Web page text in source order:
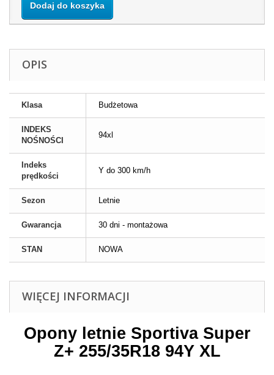
Dodaj do koszyka
OPIS
Klasa Budżetowa
INDEKS
NOŚNOŚCI
94xl
Indeks
prędkości
Y do 300 km/h
Sezon Letnie
Gwarancja 30 dni - montażowa
STAN NOWA
WIĘCEJ INFORMACJI
Opony letnie Sportiva Super
Z+ 255/35R18 94Y XL